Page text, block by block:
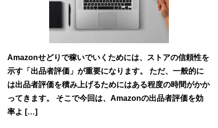
Amazonせどりで稼いでいくためには、ストアの信頼性を
示す「出品者評価」が重要になります。 ただ、一般的に
は出品者評価を積み上げるためにはある程度の時間がかか
ってきます。 そこで今回は、Amazonの出品者評価を効
率よ […]